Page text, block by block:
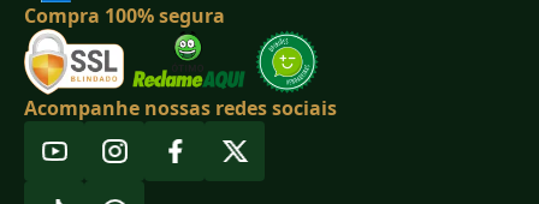
Compra 100% segura
Acompanhe nossas redes sociais